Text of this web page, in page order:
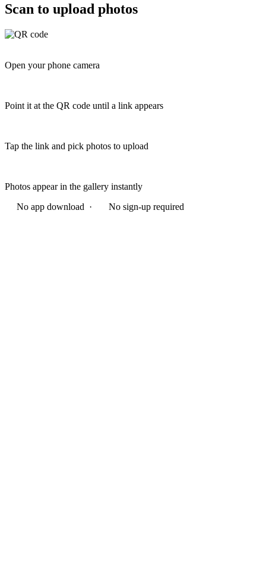
Scan to upload photos
Open your phone camera
Point it at the QR code until a link appears
Tap the link and pick photos to upload
Photos appear in the gallery instantly
No app download ·
No sign-up required